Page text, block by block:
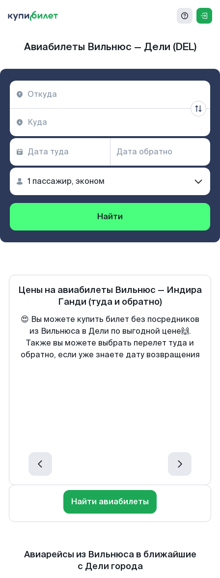
Авиабилеты Вильнюс — Дели (DEL)
Найти
Цены на авиабилеты Вильнюс — Индира
Ганди (туда и обратно)
😍 Вы можете купить билет без посредников
из Вильнюса в Дели по выгодной цене🙌.
Также вы можете выбрать перелет туда и
обратно, если уже знаете дату возвращения
Найти авиабилеты
Авиарейсы из Вильнюса в ближайшие
с Дели города